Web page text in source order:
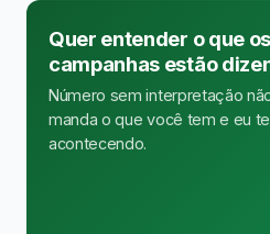
Quer entender o que
campanhas estão
Número sem interpretação
manda o que você tem e eu
acontecendo.